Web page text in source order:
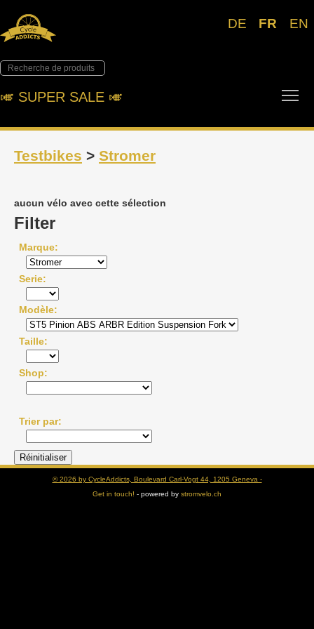
DE FR EN
🎺︎ SUPER SALE 🎺︎
Testbikes > Stromer
aucun vélo avec cette sélection
Filter
Marque
Serie
Modèle
Taille
Shop
Trier par
© 2026 by CycleAddicts, Boulevard Carl-Vogt 44, 1205 Geneva -
Get in touch! - powered by stromvelo.ch